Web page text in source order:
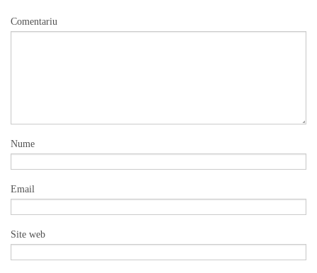
Comentariu
Nume
Email
Site web